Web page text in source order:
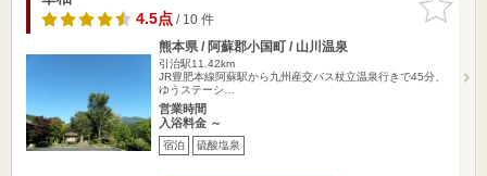
りに追加
4.5点/ 10 件
熊本県 / 阿蘇郡小国町 / 山川温泉
引治駅11.42km
JR豊肥本線阿蘇駅から九州産交バス杖立温泉行きで45分、
ゆうステーシ…
営業時間
入浴料金 ～
宿泊 硫酸塩泉